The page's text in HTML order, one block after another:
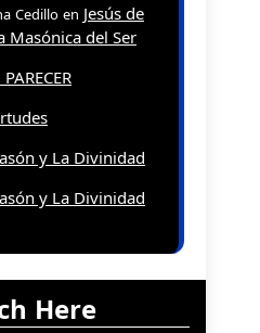
Cedillo en Jesús de
Masónica del Ser
y La Divinidad
y La Divinidad
Here